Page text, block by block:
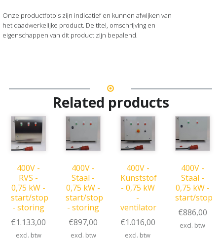
Onze productfoto's zijn indicatief en kunnen afwijken van
het daadwerkelijke product. De titel, omschrijving en
eigenschappen van dit product zijn bepalend.
Related products
400V -
RVS -
0,75 kW -
start/stop
- storing
€1.133,00
excl. btw
400V -
Staal -
0,75 kW -
start/stop
- storing
€897,00
excl. btw
400V -
Kunststof
- 0,75 kW
-
ventilator
€1.016,00
excl. btw
400V -
Staal -
0,75 kW -
start/stop
€886,00
excl. btw